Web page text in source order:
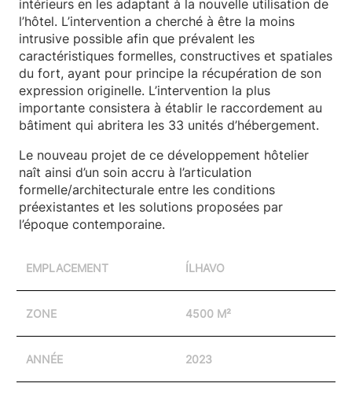
intérieurs en les adaptant à la nouvelle utilisation de
l’hôtel. L’intervention a cherché à être la moins
intrusive possible afin que prévalent les
caractéristiques formelles, constructives et spatiales
du fort, ayant pour principe la récupération de son
expression originelle. L’intervention la plus
importante consistera à établir le raccordement au
bâtiment qui abritera les 33 unités d’hébergement.
Le nouveau projet de ce développement hôtelier
naît ainsi d’un soin accru à l’articulation
formelle/architecturale entre les conditions
préexistantes et les solutions proposées par
l’époque contemporaine.
EMPLACEMENT ÍLHAVO
ZONE 4500 M²
ANNÉE 2023